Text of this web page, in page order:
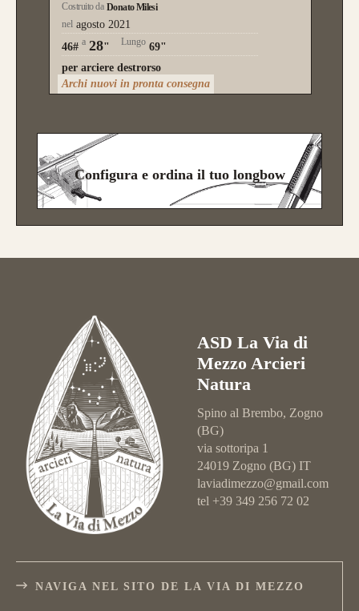
Costruito da Donato Milesi
nel agosto 2021
46# a 28" Lungo 69"
per arciere destrorso
Archi nuovi in pronta consegna
Configura e ordina il tuo longbow
ASD La Via di
Mezzo Arcieri
Natura
Spino al Brembo, Zogno
(BG)
via sottoripa 1
24019 Zogno (BG) IT
laviadimezzo@gmail.com
tel +39 349 256 72 02
NAVIGA NEL SITO DE LA VIA DI MEZZO